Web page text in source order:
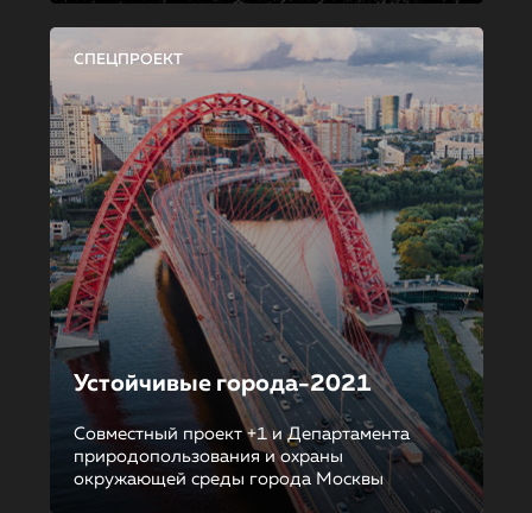
СПЕЦПРОЕКТ
Устойчивые города-2021
Совместный проект +1 и Департамента
природопользования и охраны
окружающей среды города Москвы